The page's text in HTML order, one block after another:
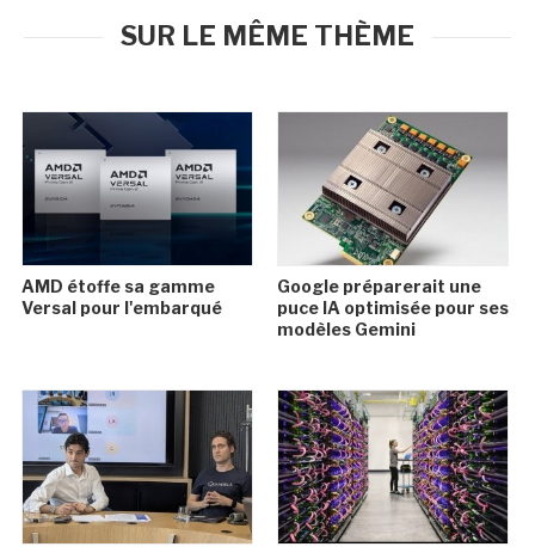
SUR LE MÊME THÈME
AMD étoffe sa gamme
Versal pour l'embarqué
Google préparerait une
puce IA optimisée pour ses
modèles Gemini